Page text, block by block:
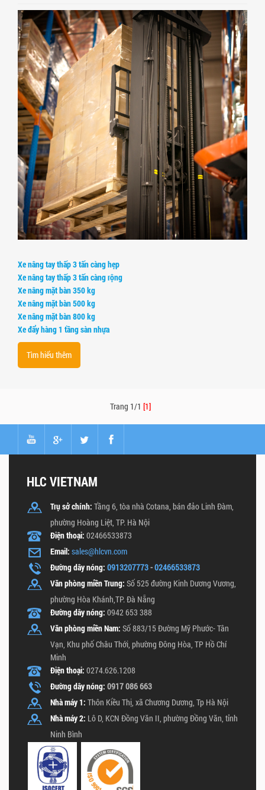
Xe nâng tay thấp 3 tấn càng hẹp
Xe nâng tay thấp 3 tấn càng rộng
Xe nâng mặt bàn 350 kg
Xe nâng mặt bàn 500 kg
Xe nâng mặt bàn 800 kg
Xe đẩy hàng 1 tầng sàn nhựa
Tìm hiểu thêm
Trang 1/1 [1]
HLC VIETNAM
Trụ sở chính: Tầng 6, tòa nhà Cotana, bán đảo Linh Đàm,
phường Hoàng Liệt, TP. Hà Nội
Điện thoại: 02466533873
Email: sales@hlcvn.com
Đường dây nóng: 0913207773-02466533873
Văn phòng miền Trung: Số 525 đường Kinh Dương Vương,
phường Hòa Khánh,TP. Đà Nẵng
Đường dây nóng: 0942 653 388
Văn phòng miền Nam: Số 883/15 Đường Mỹ Phước- Tân
Vạn, Khu phố Châu Thới, phường Đông Hòa, TP Hồ Chí
Minh
Điện thoại: 0274.626.1208
Đường dây nóng: 0917 086 663
Nhà máy 1: Thôn Kiều Thị, xã Chương Dương, Tp Hà Nội
Nhà máy 2: Lô D, KCN Đồng Văn II, phường Đồng Văn, tỉnh
Ninh Bình